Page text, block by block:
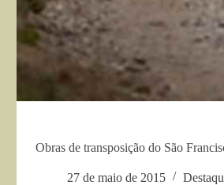
Obras de transposição do São
27 de maio de 2015